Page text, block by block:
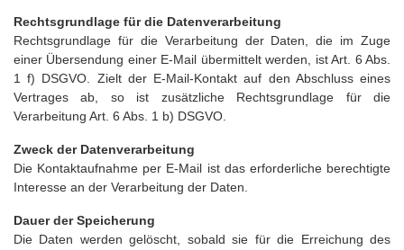
Rechtsgrundlage für die Datenverarbeitung
Rechtsgrundlage für die Verarbeitung der Daten, die im Zuge
einer Übersendung einer E-Mail übermittelt werden, ist Art. 6 Abs.
1 f) DSGVO. Zielt der E-Mail-Kontakt auf den Abschluss eines
Vertrages ab, so ist zusätzliche Rechtsgrundlage für die
Verarbeitung Art. 6 Abs. 1 b) DSGVO.
Zweck der Datenverarbeitung
Die Kontaktaufnahme per E-Mail ist das erforderliche berechtigte
Interesse an der Verarbeitung der Daten.
Dauer der Speicherung
Die Daten werden gelöscht, sobald sie für die Erreichung des